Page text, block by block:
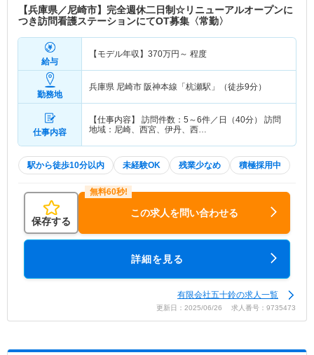
【兵庫県／尼崎市】完全週休二日制☆リニューアルオープンに
つき訪問看護ステーションにてOT募集〈常勤〉
給与
【モデル年収】 370万円～ 程度
勤務地
兵庫県 尼崎市 阪神本線「杭瀬駅」（徒歩9分）
仕事内容
【仕事内容】 訪問件数：5～6件／日（40分） 訪問
地域：尼崎、西宮、伊丹、西…
駅から徒歩10分以内 未経験OK 残業少なめ 積極採用中
保存する
この求人を問い合わせる
詳細を見る
有限会社五十鈴の求人一覧
更新日：2025/06/26 求人番号：9735473